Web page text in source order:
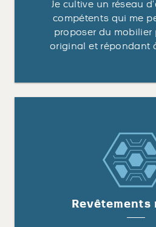
Je cultive un réseau
compétents qui me
proposer du mobilier
original et répondant
Revêtements